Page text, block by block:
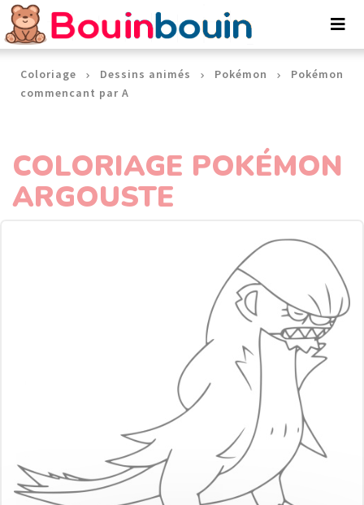
Coloriage Dessins animés Pokémon
Pokémon
commencant par A
COLORIAGE POKÉMON
ARGOUSTE
Panneau de gestion des cookies